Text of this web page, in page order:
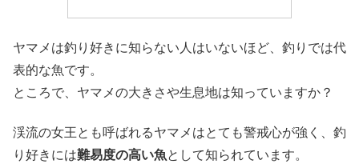
ヤマメは釣り好きに知らない人はいないほど、釣りでは代
表的な魚です。
ところで、ヤマメの大きさや生息地は知っていますか？
渓流の女王とも呼ばれるヤマメはとても警戒心が強く、釣
り好きには難易度の高い魚として知られています。